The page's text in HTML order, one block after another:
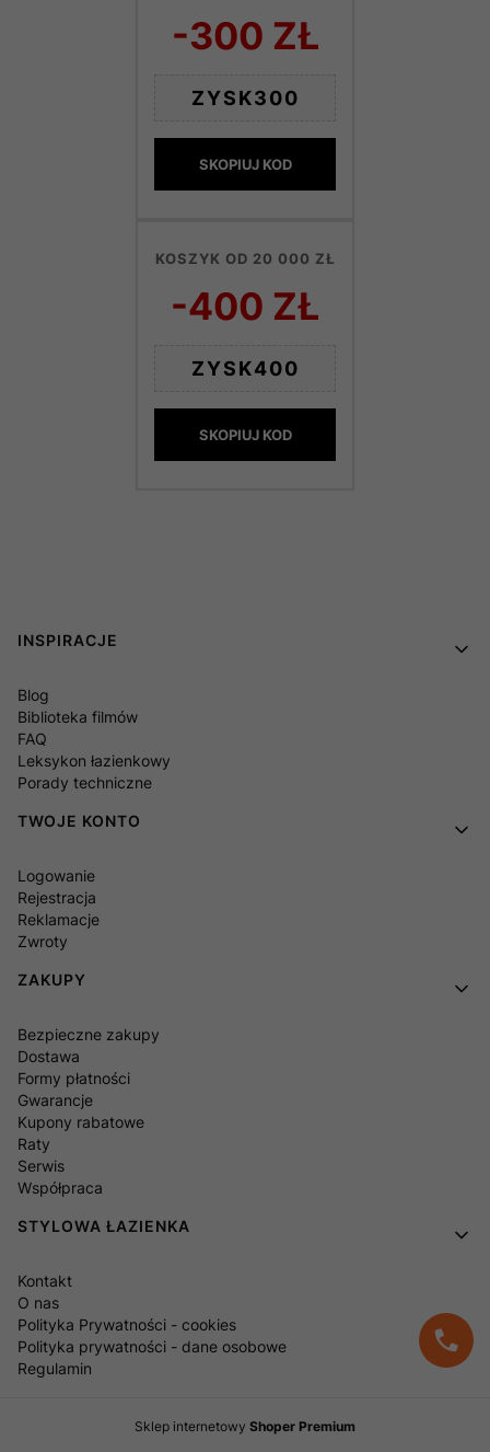
-300 ZŁ
ZYSK300
SKOPIUJ KOD
KOSZYK OD 20 000 ZŁ
-400 ZŁ
ZYSK400
SKOPIUJ KOD
Linki w stopce
INSPIRACJE
Blog
Biblioteka filmów
FAQ
Leksykon łazienkowy
Porady techniczne
TWOJE KONTO
Logowanie
Rejestracja
Reklamacje
Zwroty
ZAKUPY
Bezpieczne zakupy
Dostawa
Formy płatności
Gwarancje
Kupony rabatowe
Raty
Serwis
Współpraca
STYLOWA ŁAZIENKA
Kontakt
O nas
Polityka Prywatności - cookies
Polityka prywatności - dane osobowe
Regulamin
Sklep internetowy Shoper Premium